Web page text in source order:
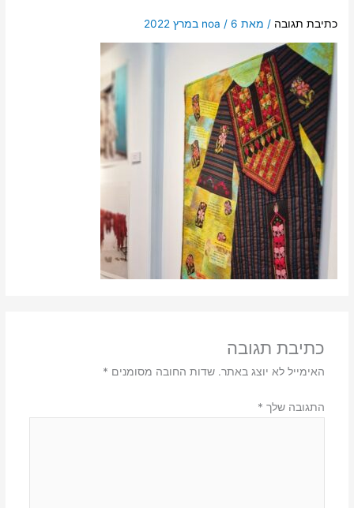
כתיבת תגובה / מאת noa / 6 במרץ 2022
כתיבת תגובה
האימייל לא יוצג באתר. שדות החובה מסומנים *
התגובה שלך *